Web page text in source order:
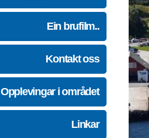
Ein brufilm..
Kontakt oss
Opplevingar i området
Linkar